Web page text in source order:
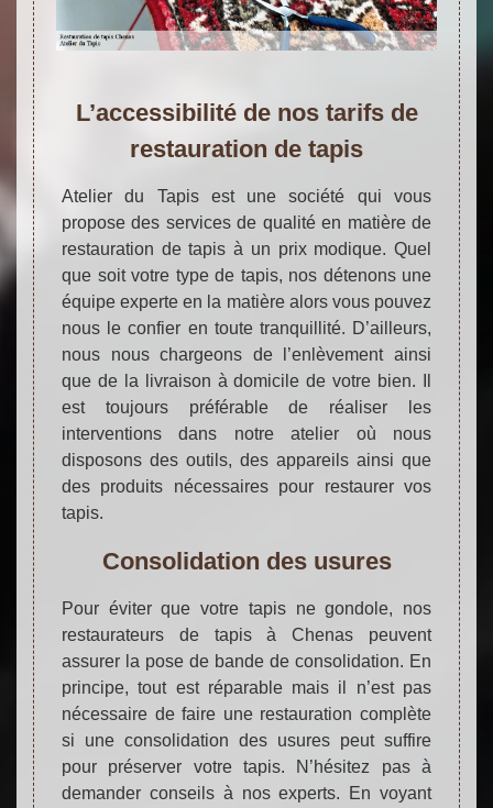
L’accessibilité de nos tarifs de
restauration de tapis
Atelier du Tapis est une société qui vous
propose des services de qualité en matière de
restauration de tapis à un prix modique. Quel
que soit votre type de tapis, nos détenons une
équipe experte en la matière alors vous pouvez
nous le confier en toute tranquillité. D’ailleurs,
nous nous chargeons de l’enlèvement ainsi
que de la livraison à domicile de votre bien. Il
est toujours préférable de réaliser les
interventions dans notre atelier où nous
disposons des outils, des appareils ainsi que
des produits nécessaires pour restaurer vos
tapis.
Consolidation des usures
Pour éviter que votre tapis ne gondole, nos
restaurateurs de tapis à Chenas peuvent
assurer la pose de bande de consolidation. En
principe, tout est réparable mais il n’est pas
nécessaire de faire une restauration complète
si une consolidation des usures peut suffire
pour préserver votre tapis. N’hésitez pas à
demander conseils à nos experts. En voyant